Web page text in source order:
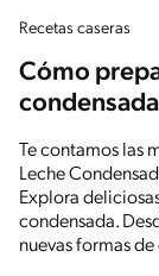
Recetas caseras
Cómo
condensada
Te contamos las
Leche
Explora
condensada.
nuevas formas